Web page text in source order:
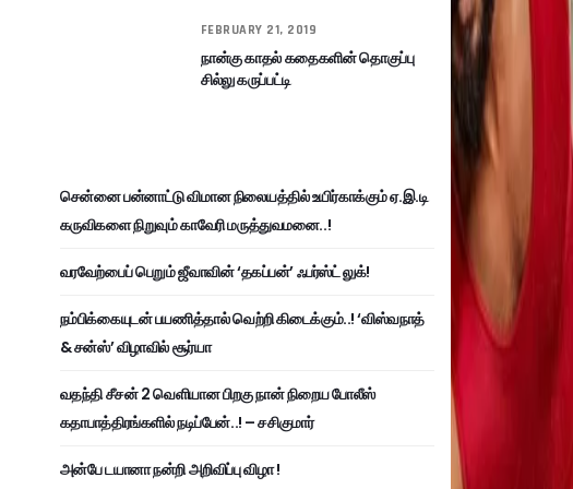
FEBRUARY 21, 2019
நான்கு காதல் கதைகளின் தொகுப்பு
சில்லு கருப்பட்டி
சென்னை பன்னாட்டு விமான நிலையத்தில் உயிர்காக்கும் ஏ.இ.டி
கருவிகளை நிறுவும் காவேரி மருத்துவமனை..!
வரவேற்பைப் பெறும் ஜீவாவின் ‘தகப்பன்’ ஃபர்ஸ்ட் லுக்!
நம்பிக்கையுடன் பயணித்தால் வெற்றி கிடைக்கும்..! ‘விஸ்வநாத்
& சன்ஸ்’ விழாவில் சூர்யா
வதந்தி சீசன் 2 வெளியான பிறகு நான் நிறைய போலீஸ்
கதாபாத்திரங்களில் நடிப்பேன்..! – சசிகுமார்
அன்பே டயானா நன்றி அறிவிப்பு விழா !